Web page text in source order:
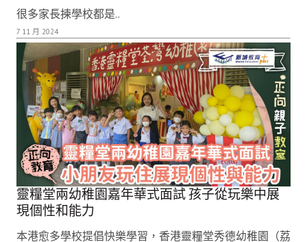
很多家長揀學校都是..
7 11 月 2024
靈糧堂兩幼稚園嘉年華式面試 孩子從玩樂中展
現個性和能力
本港愈多學校提倡快樂學習，香港靈糧堂秀德幼稚園（荔